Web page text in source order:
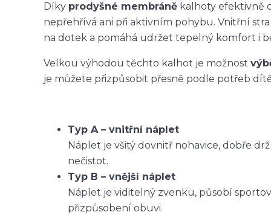
Díky prodyšné membráně kalhoty efektivně
nepřehřívá ani při aktivním pohybu. Vnitřní
na dotek a pomáhá udržet tepelný komfort i
Velkou výhodou těchto kalhot je možnost
je můžete přizpůsobit přesně podle potřeb
Typ A – vnitřní náplet
Náplet je všitý dovnitř nohavice, dobře
nečistot.
Typ B – vnější náplet
Náplet je viditelný zvenku, působí
přizpůsobení obuvi.